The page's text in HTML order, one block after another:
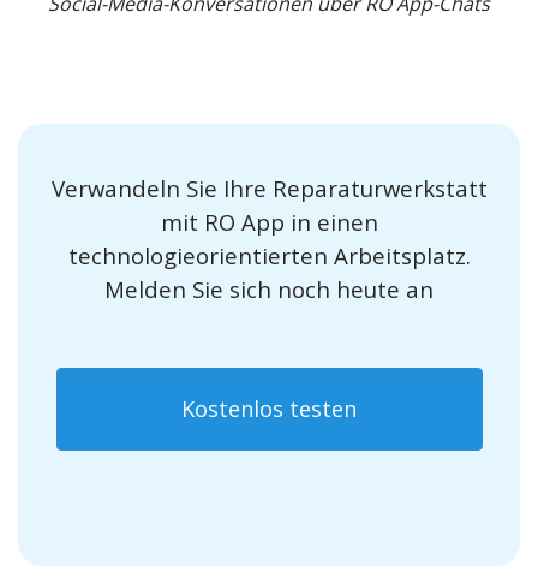
Verwandeln Sie Ihre Reparaturwerkstatt
mit RO App in einen
technologieorientierten Arbeitsplatz.
Melden Sie sich noch heute an
Kostenlos testen